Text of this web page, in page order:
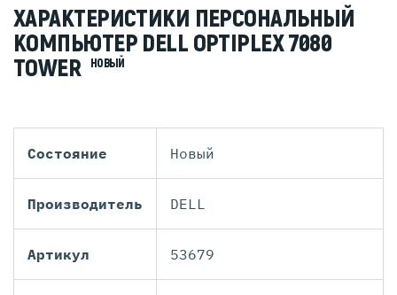
ХАРАКТЕРИСТИКИ ПЕРСОНАЛЬНЫЙ
КОМПЬЮТЕР DELL OPTIPLEX 7080
TOWER
НОВЫЙ
Состояние Новый
Производитель DELL
Артикул 53679